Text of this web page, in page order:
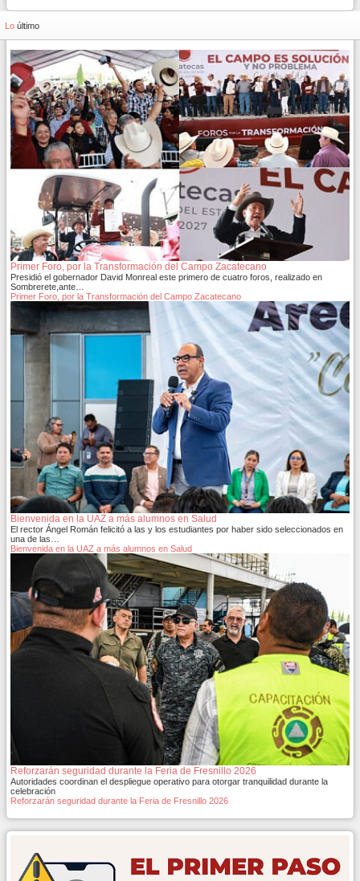
Lo último
Primer Foro, por la Transformación del Campo Zacatecano
Presidió el gobernador David Monreal este primero de cuatro foros, realizado en
Sombrerete,ante…
Primer Foro, por la Transformación del Campo Zacatecano
Bienvenida en la UAZ a más alumnos en Salud
El rector Ángel Román felicitó a las y los estudiantes por haber sido seleccionados en
una de las…
Bienvenida en la UAZ a más alumnos en Salud
Reforzarán seguridad durante la Feria de Fresnillo 2026
Autoridades coordinan el despliegue operativo para otorgar tranquilidad durante la
celebración
Reforzarán seguridad durante la Feria de Fresnillo 2026